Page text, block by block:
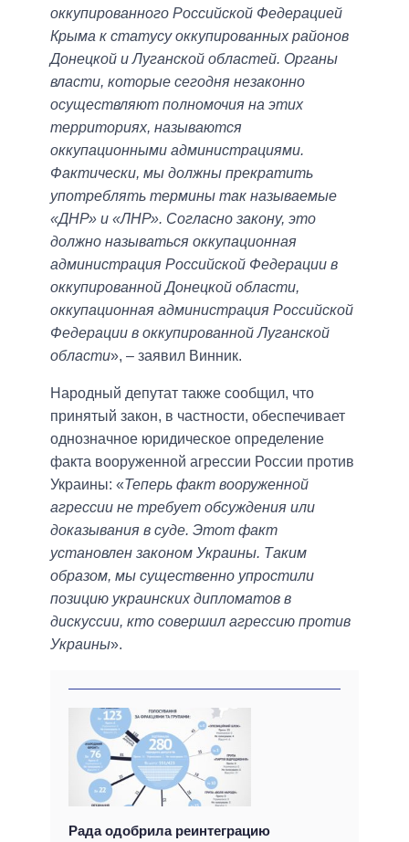
оккупированного Российской Федерацией
Крыма к статусу оккупированных районов
Донецкой и Луганской областей. Органы
власти, которые сегодня незаконно
осуществляют полномочия на этих
территориях, называются
оккупационными администрациями.
Фактически, мы должны прекратить
употреблять термины так называемые
«ДНР» и «ЛНР». Согласно закону, это
должно называться оккупационная
администрация Российской Федерации в
оккупированной Донецкой области,
оккупационная администрация Российской
Федерации в оккупированной Луганской
области», – заявил Винник.
Народный депутат также сообщил, что
принятый закон, в частности, обеспечивает
однозначное юридическое определение
факта вооруженной агрессии России против
Украины: «Теперь факт вооруженной
агрессии не требует обсуждения или
доказывания в суде. Этот факт
установлен законом Украины. Таким
образом, мы существенно упростили
позицию украинских дипломатов в
дискуссии, кто совершил агрессию против
Украины».
Рада одобрила реинтеграцию